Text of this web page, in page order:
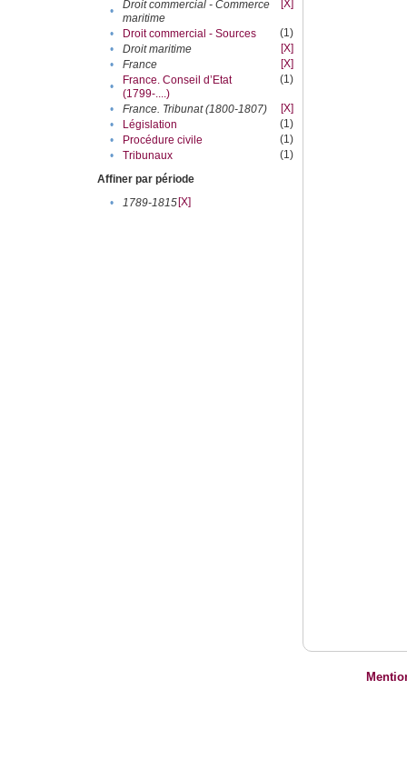
•
Droit commercial - Commerce
maritime
[X]
• Droit commercial - Sources
(1)
•
Droit maritime
[X]
•
France
[X]
•
France. Conseil d’Etat
(1799-....)
(1)
• France. Tribunat (1800-1807)
[X]
•
Législation
(1)
•
Procédure civile
(1)
•
Tribunaux
(1)
Affiner par période
•
1789-1815[X]